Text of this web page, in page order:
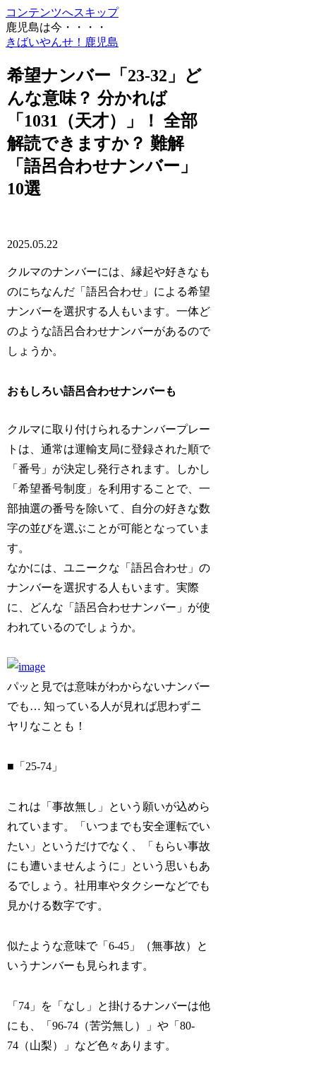
コンテンツへスキップ
鹿児島は今・・・・
きばいやんせ！鹿児島
希望ナンバー「23-32」ど
んな意味？ 分かれば
「1031（天才）」！ 全部
解読できますか？ 難解
「語呂合わせナンバー」
10選
2025.05.22
クルマのナンバーには、縁起や好きなも
のにちなんだ「語呂合わせ」による希望
ナンバーを選択する人もいます。一体ど
のような語呂合わせナンバーがあるので
しょうか。
おもしろい語呂合わせナンバーも
クルマに取り付けられるナンバープレー
トは、通常は運輸支局に登録された順で
「番号」が決定し発行されます。しかし
「希望番号制度」を利用することで、一
部抽選の番号を除いて、自分の好きな数
字の並びを選ぶことが可能となっていま
す。
なかには、ユニークな「語呂合わせ」の
ナンバーを選択する人もいます。実際
に、どんな「語呂合わせナンバー」が使
われているのでしょうか。
パッと見では意味がわからないナンバー
でも… 知っている人が見れば思わずニ
ヤリなことも！
■「25-74」
これは「事故無し」という願いが込めら
れています。「いつまでも安全運転でい
たい」というだけでなく、「もらい事故
にも遭いませんように」という思いもあ
るでしょう。社用車やタクシーなどでも
見かける数字です。
似たような意味で「6-45」（無事故）と
いうナンバーも見られます。
「74」を「なし」と掛けるナンバーは他
にも、「96-74（苦労無し）」や「80-
74（山梨）」など色々あります。